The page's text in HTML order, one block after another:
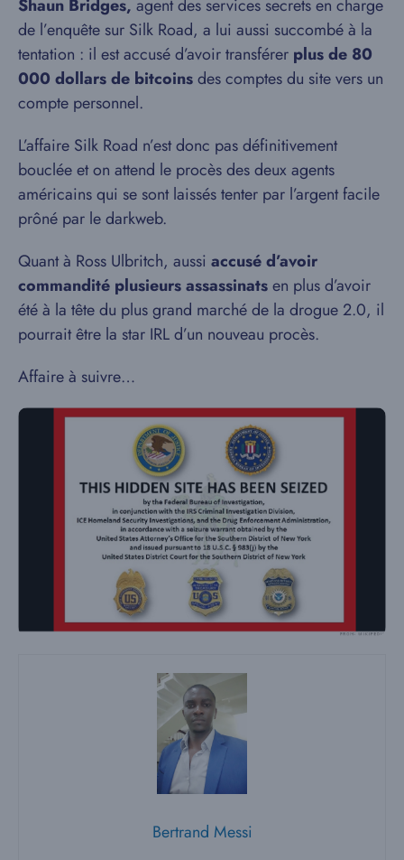
Shaun Bridges, agent des services secrets en charge
de l’enquête sur Silk Road, a lui aussi succombé à la
tentation : il est accusé d’avoir transférer plus de 80
000 dollars de bitcoinsdes comptes du site vers un
compte personnel.
L’affaire Silk Road n’est donc pas définitivement
bouclée et on attend le procès des deux agents
américains qui se sont laissés tenter par l’argent facile
prôné par le darkweb.
Quant à Ross Ulbritch, aussi accusé d’avoir
commandité plusieurs assassinatsen plus d’avoir
été à la tête du plus grand marché de la drogue 2.0, il
pourrait être la star IRL d’un nouveau procès.
Affaire à suivre…
Bertrand Messi